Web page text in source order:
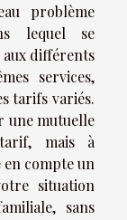
problème
lequel se
différents
services,
tarifs variés.
une mutuelle
mais à
compte un
situation
sans